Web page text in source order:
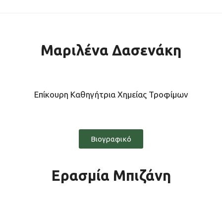
Μαριλένα Δασενάκη
Επίκουρη Καθηγήτρια Χημείας Τροφίμων
Βιογραφικό
Ερασμία Μπιζάνη